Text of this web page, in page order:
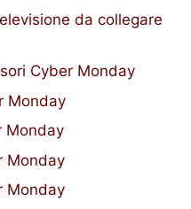
da collegare
Cyber Monday
Monday
Monday
Monday
Monday